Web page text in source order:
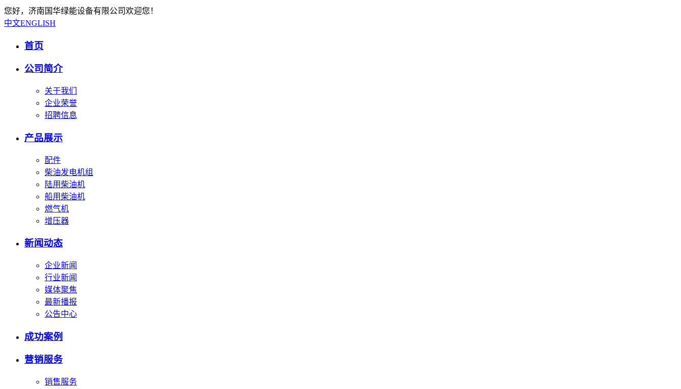
您好，济南国华绿能设备有限公司欢迎您！
中文ENGLISH
首页
公司简介
关于我们
企业荣誉
招聘信息
产品展示
配件
柴油发电机组
陆用柴油机
船用柴油机
燃气机
增压器
新闻动态
企业新闻
行业新闻
媒体聚焦
最新播报
公告中心
成功案例
营销服务
销售服务